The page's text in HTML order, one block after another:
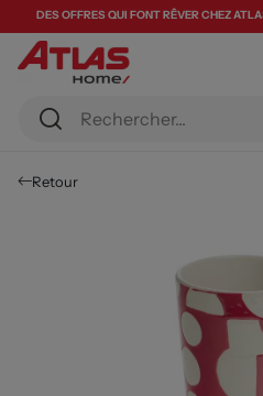
DES OFFRES QUI FONT RÊVER CHEZ
Retour